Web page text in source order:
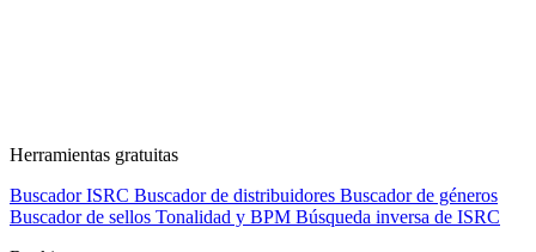
Herramientas gratuitas
Buscador ISRC Buscador de distribuidores Buscador de géneros
Buscador de sellos Tonalidad y BPM Búsqueda inversa de ISRC